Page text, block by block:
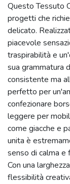
Questo Tessuto
progetti che
delicato.
piacevole
traspirabilità e
sua grammatura
consistente ma
perfetto per
confezionare
leggere per
come giacche e
unita è
senso di calma e
Con una
flessibilità